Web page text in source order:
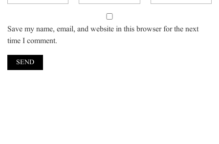
Save my name, email, and website in this browser for the next
time I comment.